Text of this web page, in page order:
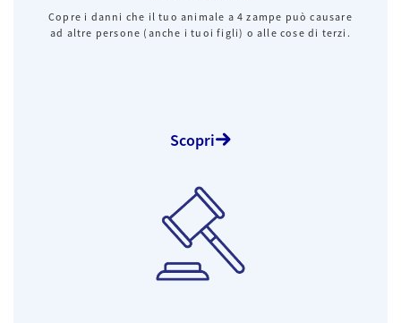
Copre i danni che il tuo animale a 4 zampe può causare
ad altre persone (anche i tuoi figli) o alle cose di terzi.
Scopri